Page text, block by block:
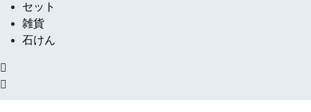
セット
雑貨
石けん